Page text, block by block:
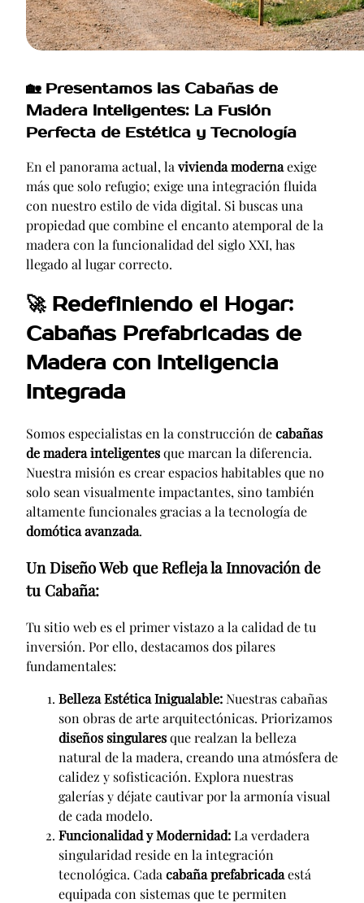
🏡 Presentamos las Cabañas de
Madera Inteligentes: La Fusión
Perfecta de Estética y Tecnología
En el panorama actual, lavivienda modernaexige
más que solo refugio; exige una integración fluida
con nuestro estilo de vida digital. Si buscas una
propiedad que combine el encanto atemporal de la
madera con la funcionalidad del siglo XXI, has
llegado al lugar correcto.
🚀 Redefiniendo el Hogar:
Cabañas Prefabricadas de
Madera con Inteligencia
Integrada
Somos especialistas en la construcción decabañas
de madera inteligentesque marcan la diferencia.
Nuestra misión es crear espacios habitables que no
solo sean visualmente impactantes, sino también
altamente funcionales gracias a la tecnología de
domótica avanzada.
Un Diseño Web que Refleja la Innovación de
tu Cabaña:
Tu sitio web es el primer vistazo a la calidad de tu
inversión. Por ello, destacamos dos pilares
fundamentales:
Belleza Estética Inigualable:Nuestras cabañas
son obras de arte arquitectónicas. Priorizamos
diseños singularesque realzan la belleza
natural de la madera, creando una atmósfera de
calidez y sofisticación. Explora nuestras
galerías y déjate cautivar por la armonía visual
de cada modelo.
Funcionalidad y Modernidad:La verdadera
singularidad reside en la integración
tecnológica. Cada cabaña prefabricadaestá
equipada con sistemas que te permiten